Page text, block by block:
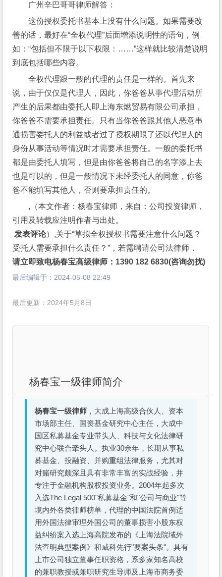
广州辛巴哥哥律师解答：
这份授权委托书基本上没有什么问题。如果需要改
善的话，最好在“全权代理”后面增添说明性的语句，例
如：“包括但不限于以下权限：……”这样就比较清楚说明
到底包括哪些内容。
全权代理跟一般的代理的责任是一样的。首先来
说，由于仅仅是代理人，因此，你爸爸从事代理活动所
产生的后果都由委托人即上海东燃贸易有限公司承担，
你爸爸不需要承担责任。只有当你爸爸跟其他人恶意串
通损害委托人的利益或者过了授权期限了还以代理人的
身份从事活动等情况时才需要承担责任。一般的委托书
都是由委托人填写，但是由你爸爸将自己的名字添上去
也是可以的，但是一般情况下未经委托人的同意，你爸
爸不能填写其他人，否则要承担责任的。
,（本文作者：杨春宝律师，来自：公司投资律师，
引用及转载应注明作者与出处。
发表评论）,关于“草拟全权授权书需要注意什么问题？
受托人需要承担什么责任？”，若需聘请公司法律师，
请立即致电杨春宝高级律师：1390 182 6830(咨询勿扰)
最后编辑于： 2024-05-08 22:49
最后更新：2024年5月8日
杨春宝一级律师简介
杨春宝一级律师 ，大成上海高级合伙人、资本
市场部主任、国资基金研究中心主任，大成中
国区私募基金专业带头人、科技与文化法律研
究中心联合牵头人。执业30余年，长期从事私
募基金、投融资、并购重组法律服务，尤其对
对赌研究颇深且具有非常丰富的实战经验，并
专注于金融机构股权投资业务。2004年起多次
入选The Legal 500"私募基金"和"公司与商业"等
境内外各类律师榜单，代理的中国法院首例适
用外国法律审理外国公司的董事损害小股东权
益纠纷案入选上海高院发布的《上海法院域外
法查明典型案例》和威科先行"要案头条"。具有
上市公司独立董事任职资格，系多家知名高校
的兼职教授或兼职研究生导师及上海市商务委